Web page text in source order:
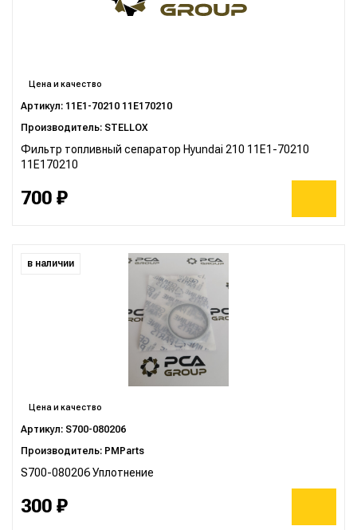
Цена и качество
Артикул: 11E1-70210 11E170210
Производитель: STELLOX
Фильтр топливный сепаратор Hyundai 210 11E1-70210
11E170210
700 ₽
в наличии
Цена и качество
Артикул: S700-080206
Производитель: PMParts
S700-080206 Уплотнение
300 ₽